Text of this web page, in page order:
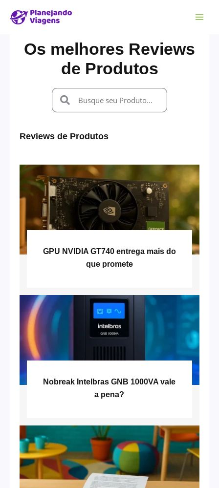
Os melhores Reviews
de Produtos
Reviews de Produtos
GPU NVIDIA GT740 entrega mais do
que promete
Nobreak Intelbras GNB 1000VA vale
a pena?